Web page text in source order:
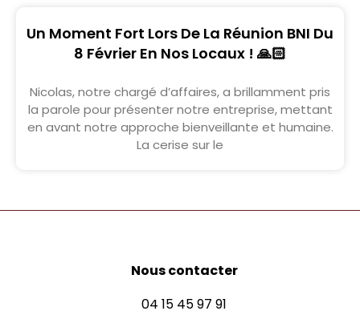
Un Moment Fort Lors De La Réunion BNI Du
8 Février En Nos Locaux ! 🙏🏻
Nicolas, notre chargé d’affaires, a brillamment pris
la parole pour présenter notre entreprise, mettant
en avant notre approche bienveillante et humaine.
La cerise sur le
Nous contacter
04 15 45 97 91